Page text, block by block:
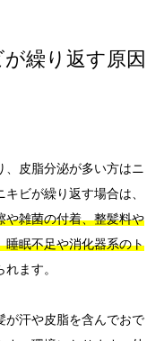
繰り返す原因
、皮脂分泌が多い方はニ
ビが繰り返す場合は、
や雑菌の付着、整髪料や
睡眠不足や消化器系のト
ます。
が汗や皮脂を含んでおで